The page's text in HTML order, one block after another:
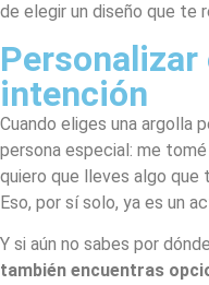
de elegir un diseño que te
Personalizar
intención
Cuando eliges una argolla
persona especial: me
quiero que lleves algo que
Eso, por sí solo, ya es un
Y si aún no sabes por
también encuentras